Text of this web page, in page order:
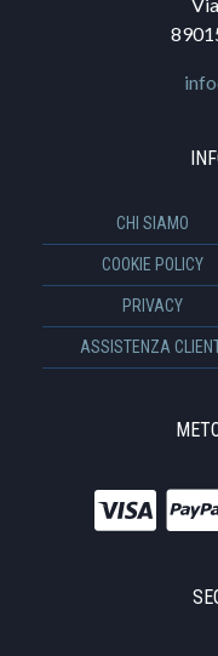
CHI SIAMO
COOKIE POLICY
PRIVACY
ASSISTENZA